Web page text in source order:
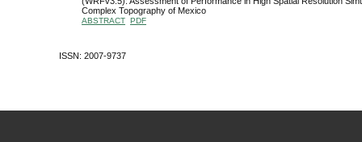
Complex Topography of Mexico
ABSTRACT PDF
ISSN: 2007-9737